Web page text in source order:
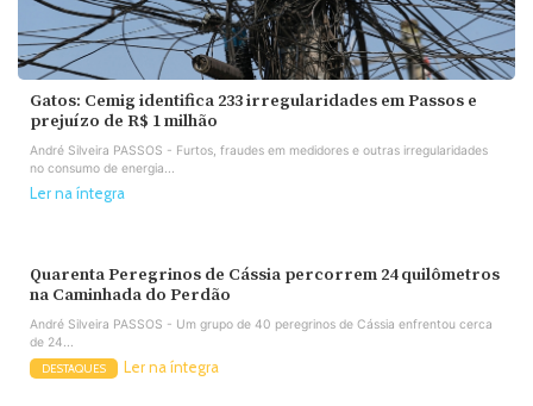
Gatos: Cemig identifica 233 irregularidades em Passos e
prejuízo de R$ 1 milhão
André Silveira PASSOS - Furtos, fraudes em medidores e outras irregularidades
no consumo de energia...
Ler na íntegra
Quarenta Peregrinos de Cássia percorrem 24 quilômetros
na Caminhada do Perdão
André Silveira PASSOS - Um grupo de 40 peregrinos de Cássia enfrentou cerca
de 24...
DESTAQUES Ler na íntegra